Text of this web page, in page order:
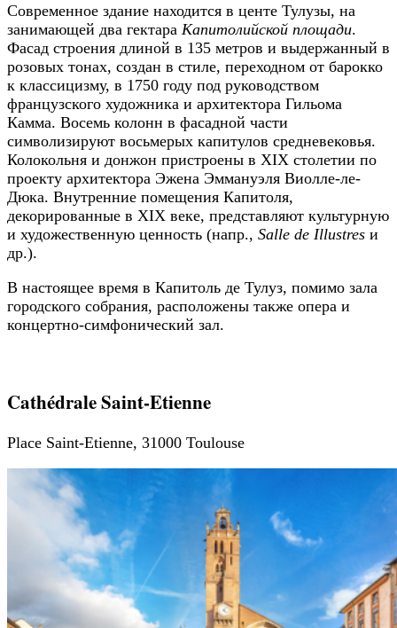
Современное здание находится в центе Тулузы, на
занимающей два гектара Капитолийской площади.
Фасад строения длиной в 135 метров и выдержанный в
розовых тонах, создан в стиле, переходном от барокко
к классицизму, в 1750 году под руководством
французского художника и архитектора Гильома
Камма. Восемь колонн в фасадной части
символизируют восьмерых капитулов средневековья.
Колокольня и донжон пристроены в XIX столетии по
проекту архитектора Эжена Эммануэля Виолле-ле-
Дюка. Внутренние помещения Капитоля,
декорированные в XIX веке, представляют культурную
и художественную ценность (напр., Salle de Illustres и
др.).
В настоящее время в Капитоль де Тулуз, помимо зала
городского собрания, расположены также опера и
концертно-симфонический зал.
Cathédrale Saint-Etienne
Place Saint-Etienne, 31000 Toulouse